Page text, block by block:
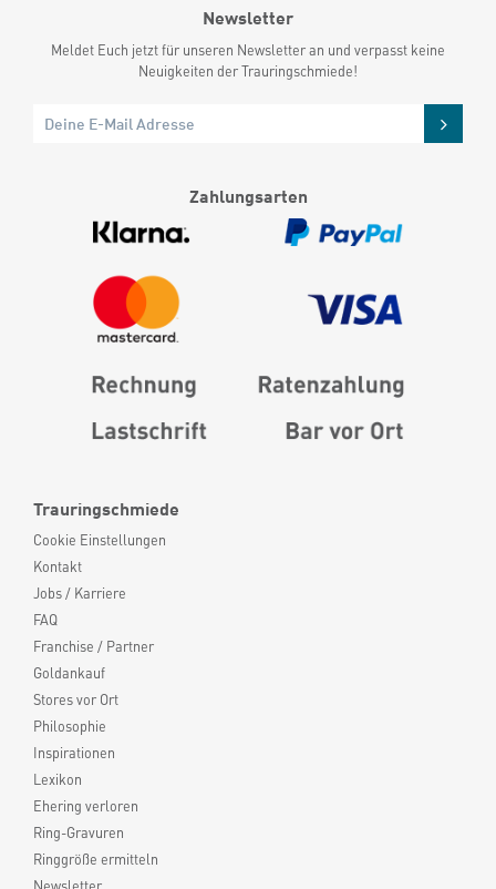
Trauringschmiede
Cookie Einstellungen
Kontakt
Jobs / Karriere
FAQ
Franchise / Partner
Goldankauf
Stores vor Ort
Philosophie
Inspirationen
Lexikon
Ehering verloren
Ring-Gravuren
Ringgröße ermitteln
Newsletter
Meldet Euch jetzt für unseren Newsletter an und verpasst keine
Neuigkeiten der Trauringschmiede!
Zahlungsarten